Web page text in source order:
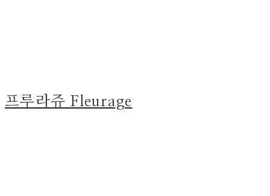
프루라쥬 Fleurage